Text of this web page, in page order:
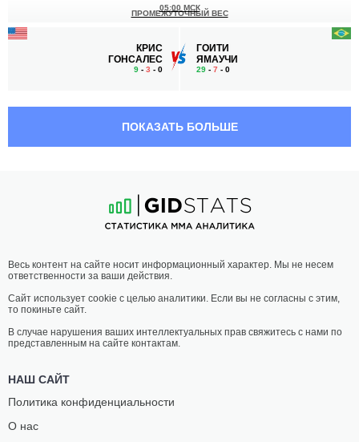
КРИС
ГОНСАЛЕС
9 - 3 - 0
05:00 МСК
ПРОМЕЖУТОЧНЫЙ ВЕС
ГОИТИ
ЯМАУЧИ
29 - 7 - 0
РАБАДАНОВ
26-5- 2
03:40 МСК
ПРОМЕЖУТОЧНЫЙ ВЕС
КЭРИ
ПОКАЗАТЬ БОЛЬШЕ
Весь контент на сайте носит информационный характер. Мы не несем
ответственности за ваши действия.
Сайт использует cookie с целью аналитики. Если вы не согласны с этим,
то покиньте сайт.
В случае нарушения ваших интеллектуальных прав свяжитесь с нами по
представленным на сайте контактам.
НАШ САЙТ
Политика конфиденциальности
О нас